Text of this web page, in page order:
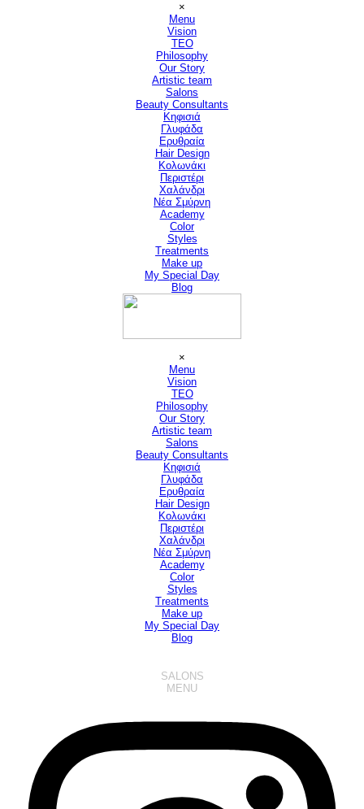
×
Menu
Vision
TEO
Philosophy
Our Story
Artistic team
Salons
Beauty Consultants
Κηφισιά
Γλυφάδα
Ερυθραία
Hair Design▼
Κολωνάκι
Περιστέρι
Χαλάνδρι
Νέα Σμύρνη
Academy
Color
Styles
Treatments
Make up
My Special Day
Blog
×
Menu
Vision
TEO
Philosophy
Our Story
Artistic team
Salons
Beauty Consultants
Κηφισιά
Γλυφάδα
Ερυθραία
Hair Design▼
Κολωνάκι
Περιστέρι
Χαλάνδρι
Νέα Σμύρνη
Academy
Color
Styles
Treatments
Make up
My Special Day
Blog
SALONS
MENU